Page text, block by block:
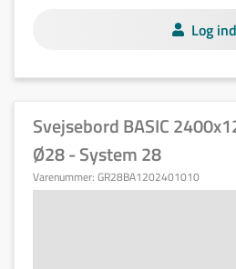
Log ind
Svejsebord BASIC
Ø28 - System 28
Varenummer: GR28BA1202401010